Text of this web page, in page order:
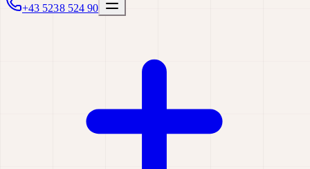
+43 5238 524 90